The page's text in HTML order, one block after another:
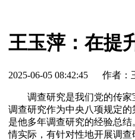
王玉萍：在提
2025-06-05 08:42:45 作者：
调查研究是我们党的传
调查研究作为中央八项规定
是他多年调查研究的经验总
情实际，有针对性地开展调查